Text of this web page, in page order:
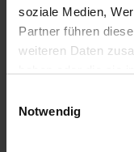
soziale Medien,
Partner führen
weiteren Daten
Notwendig
Blog für Anwender
aus Deutschland.
Neuigkeiten und